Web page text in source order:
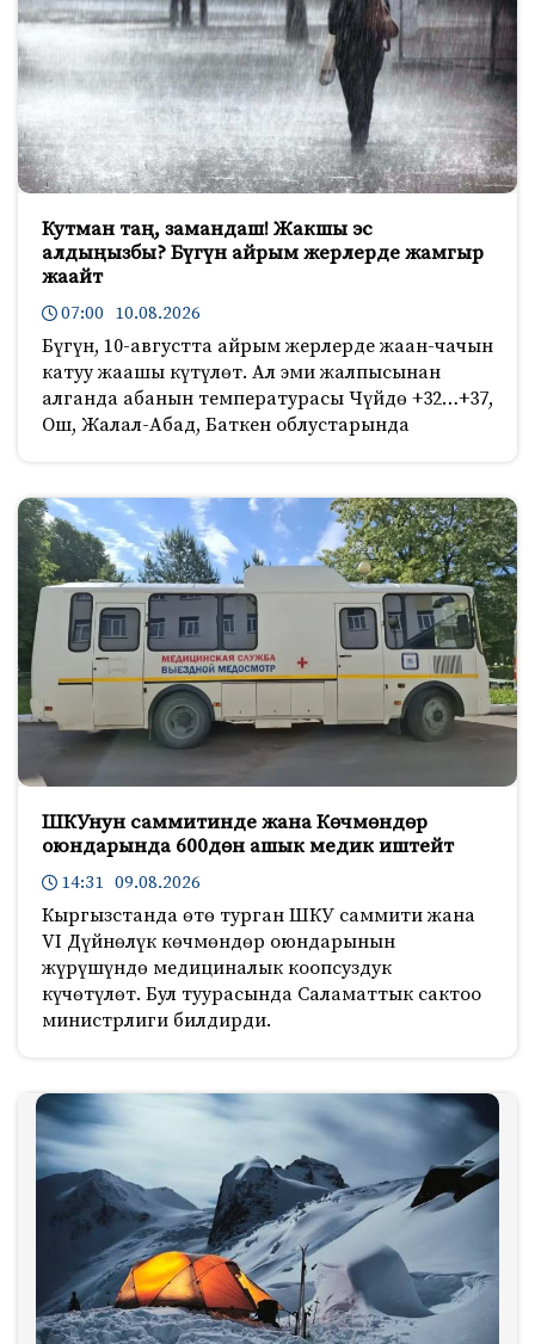
Кутман таң, замандаш! Жакшы эс
алдыңызбы? Бүгүн айрым жерлерде жамгыр
жаайт
07:00 10.08.2026
Бүгүн, 10-августта айрым жерлерде жаан-чачын
катуу жаашы күтүлөт. Ал эми жалпысынан
алганда абанын температурасы Чүйдө +32…+37,
Ош, Жалал-Абад, Баткен облустарында
ШКУнун саммитинде жана Көчмөндөр
оюндарында 600дөн ашык медик иштейт
14:31 09.08.2026
Кыргызстанда өтө турган ШКУ саммити жана
VI Дүйнөлүк көчмөндөр оюндарынын
жүрүшүндө медициналык коопсуздук
күчөтүлөт. Бул туурасында Саламаттык сактоо
министрлиги билдирди.